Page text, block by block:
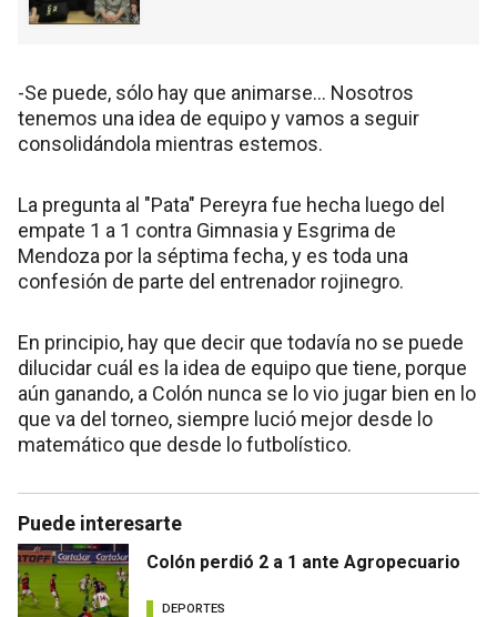
-Se puede, sólo hay que animarse… Nosotros
tenemos una idea de equipo y vamos a seguir
consolidándola mientras estemos.
La pregunta al "Pata" Pereyra fue hecha luego del
empate 1 a 1 contra Gimnasia y Esgrima de
Mendoza por la séptima fecha, y es toda una
confesión de parte del entrenador rojinegro.
En principio, hay que decir que todavía no se puede
dilucidar cuál es la idea de equipo que tiene, porque
aún ganando, a Colón nunca se lo vio jugar bien en lo
que va del torneo, siempre lució mejor desde lo
matemático que desde lo futbolístico.
Puede interesarte
Colón perdió 2 a 1 ante Agropecuario
DEPORTES